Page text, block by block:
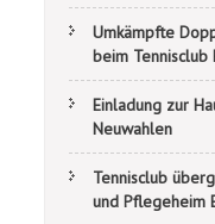
Umkämpfte
beim Tennisclub
Einladung zur
Neuwahlen
Tennisclub
und Pflegeheim